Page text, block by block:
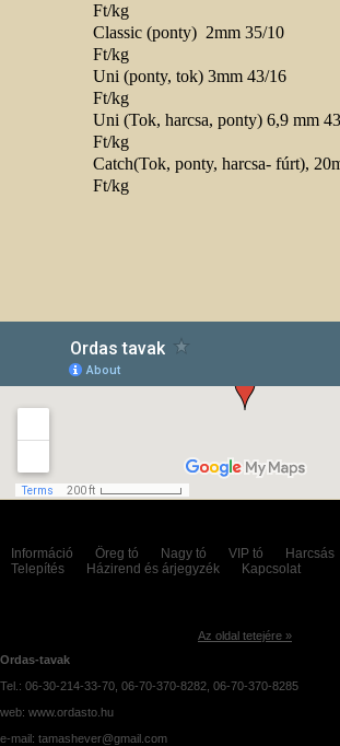
Ft/kg
Classic (ponty) 2mm
Ft/kg
Uni (ponty, tok) 3mm
Ft/kg
Uni (Tok, harcsa, ponty) 6,9
Ft/kg
Catch(Tok, ponty, harcsa- fúrt),
Ft/kg
Információ Öreg tó Nagy tó VIP tó Harcsás
Telepítés
Házirend és árjegyzék Kapcsolat
Az oldal tetejére »
Ordas-tavak
Tel.: 06-30-214-33-70, 06-70-370-8282, 06-70-370-8285
web: www.ordasto.hu
e-mail: tamashever@gmail.com